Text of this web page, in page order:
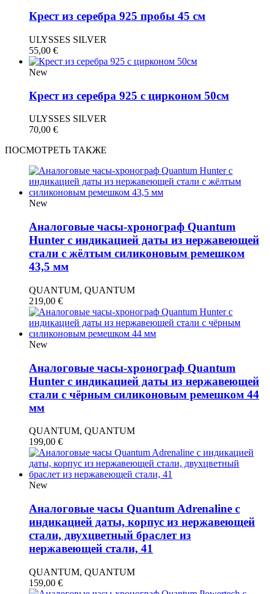
Крест из серебра 925 пробы 45 см
ULYSSES SILVER
55,00 €
New
Крест из серебра 925 с цирконом 50см
ULYSSES SILVER
70,00 €
ПОСМОТРЕТЬ ТАКЖЕ
New
Аналоговые часы-хронограф Quantum
Hunter с индикацией даты из нержавеющей
стали с жёлтым силиконовым ремешком
43,5 мм
QUANTUM, QUANTUM
219,00 €
New
Аналоговые часы-хронограф Quantum
Hunter с индикацией даты из нержавеющей
стали с чёрным силиконовым ремешком 44
мм
QUANTUM, QUANTUM
199,00 €
New
Аналоговые часы Quantum Adrenaline с
индикацией даты, корпус из нержавеющей
стали, двухцветный браслет из
нержавеющей стали, 41
QUANTUM, QUANTUM
159,00 €